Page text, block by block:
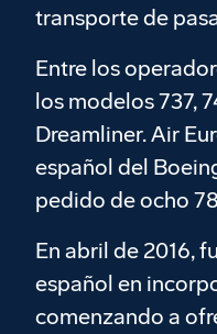
transporte de
Entre los
los modelos 737,
Dreamliner. Air
español del
pedido de ocho
En abril de 2016,
español en
comenzando a